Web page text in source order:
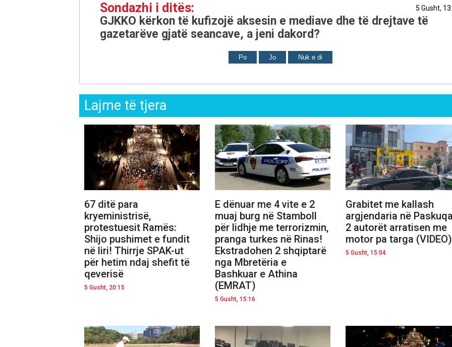
Sondazhi i ditës: 5 Gusht,
GJKKO kërkon të kufizojë aksesin e mediave dhe të drejtave të
gazetarëve gjatë seancave, a jeni dakord?
Po Jo Nuk e di
Lajme të tjera
67 ditë para
kryeministrisë,
protestuesit Ramës:
Shijo pushimet e fundit
në liri! Thirrje SPAK-ut
për hetim ndaj shefit të
qeverisë
5 Gusht, 20:15
E dënuar me 4 vite e 2
muaj burg në Stamboll
për lidhje me terrorizmin,
pranga turkes në Rinas!
Ekstradohen 2 shqiptarë
nga Mbretëria e
Bashkuar e Athina
(EMRAT)
5 Gusht, 15:16
Grabitet me kallash
argjendaria në
2 autorët arratisen me
motor pa targa (VIDEO)
5 Gusht, 15:04